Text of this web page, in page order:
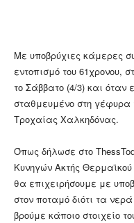
Με υποβρύχιες κάμερες
εντοπισμό του 61χρονου,
το Σάββατο (4/3) και όταν
σταθμευμένο στη
Τροχαίας Χαλκηδόνας.
Όπως δήλωσε στο
Κυνηγών Ακτής
θα επιχειρήσουμε με
στον ποταμό διότι τα
βρούμε κάποιο στοιχείο